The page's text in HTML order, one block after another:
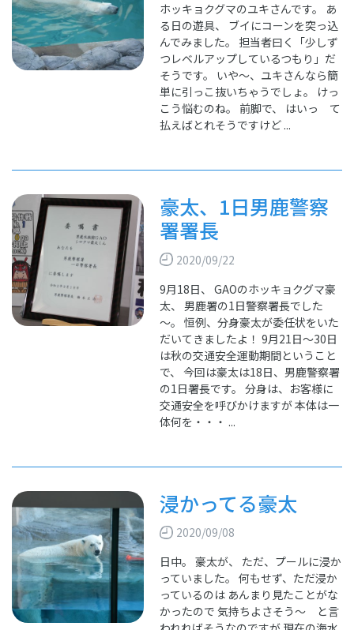
ホッキョクグマのユキさんです。 あ
る日の遊具、 ブイにコーンを突っ込
んでみました。 担当者曰く「少しず
つレベルアップしているつもり」だ
そうです。 いや～、ユキさんなら簡
単に引っこ抜いちゃうでしょ。 けっ
こう悩むのね。 前脚で、 はいっ て
払えばとれそうですけど ...
豪太、1日男鹿警察
署署長
2020/09/22
9月18日、 GAOのホッキョクグマ豪
太、 男鹿署の1日警察署長でした
～。 恒例、分身豪太が委任状をいた
だいてきましたよ！ 9月21日～30日
は秋の交通安全運動期間ということ
で、 今回は豪太は18日、男鹿警察署
の1日署長です。 分身は、お客様に
交通安全を呼びかけますが 本体は一
体何を・・・ ...
浸かってる豪太
2020/09/08
日中。 豪太が、 ただ、プールに浸か
っていました。 何もせず、ただ浸か
っているのは あんまり見たことがな
かったので 気持ちよさそう～ と言